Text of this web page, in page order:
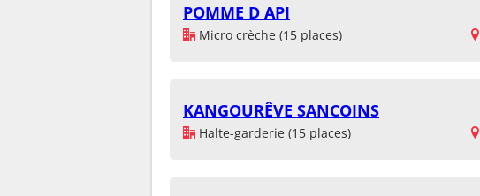
POMME D API
Micro crèche (15 places)
KANGOURÊVE SANCOINS
Halte-garderie (15 places)